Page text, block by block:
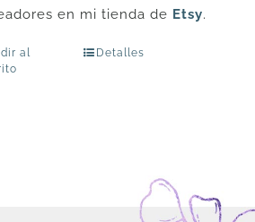
en mi tienda de Etsy.
al
Detalles